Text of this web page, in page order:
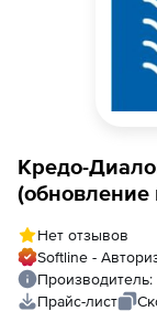
Кредо-
(обновление
лицензией
лицензию
Нет отзывов
Softline -
Производитель:
Прайс-лист